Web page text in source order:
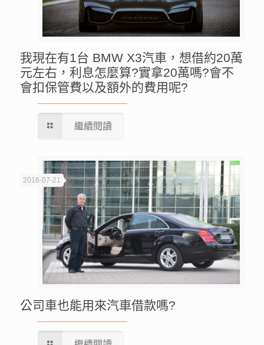
我現在有1台 BMW X3汽車，想借約20萬
元左右，利息怎麼算?實拿20萬嗎?會不
會扣保管費以及額外的費用呢?
繼續閱讀
2016-07-21
公司車也能用來汽車借款嗎?